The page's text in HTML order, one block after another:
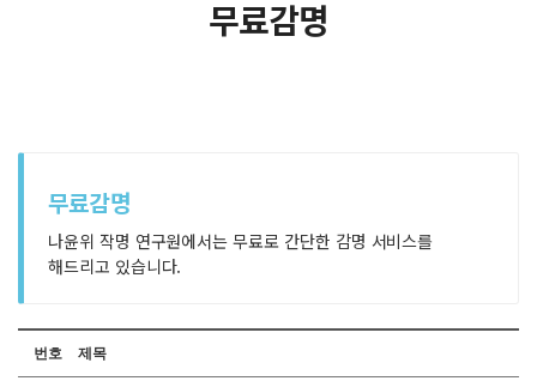
무료감명
무료감명
나윤위 작명 연구원에서는 무료로 간단한 감명 서비스를
해드리고 있습니다.
번호 제목